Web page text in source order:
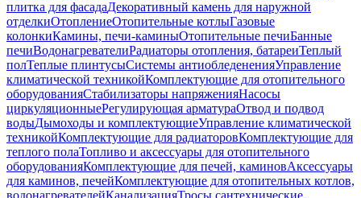
плитка для фасадаДекоративный камень для наружной
отделкиОтоплениеОтопительные котлыГазовые
колонкиКамины, печи-каминыОтопительные печиБанные
печиВодонагревателиРадиаторы отопления, батареиТеплый
полТеплые плинтусыСистемы антиобледененияУправление
климатической техникойКомплектующие для отопительного
оборудованияСтабилизаторы напряженияНасосы
циркуляционныеРегулирующая арматураОтвод и подвод
водыДымоходы и комплектующиеУправление климатической
техникойКомплектующие для радиаторовКомплектующие для
теплого полаТопливо и аксессуары для отопительного
оборудованияКомплектующие для печей, каминовАксессуары
для каминов, печейКомплектующие для отопительных котлов,
водонагревателейКанализацияТросы сантехнические,